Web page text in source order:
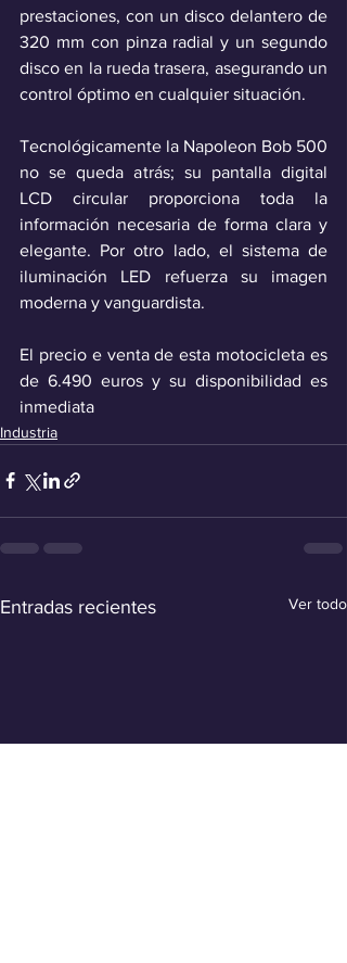
prestaciones, con un disco delantero de
320 mm con pinza radial y un segundo
disco en la rueda trasera, asegurando un
control óptimo en cualquier situación.
Tecnológicamente la Napoleon Bob 500
no se queda atrás; su pantalla digital
LCD circular proporciona toda la
información necesaria de forma clara y
elegante. Por otro lado, el sistema de
iluminación LED refuerza su imagen
moderna y vanguardista.
El precio e venta de esta motocicleta es
de 6.490 euros y su disponibilidad es
inmediata
Industria
Entradas recientes Ver todo